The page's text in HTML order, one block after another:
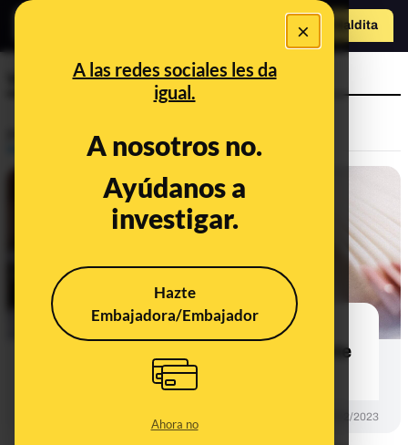
×
A las redes sociales les da
igual.
A nosotros no.
Ayúdanos a
investigar.
Hazte
Embajadora/Embajador
Ahora no
Hazte Maldito
a
vitaminas
Suplementos de biotina para unas
uñas menos frágiles: ¿son realmente
07/02/2023